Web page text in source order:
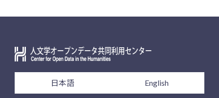
日本語 English